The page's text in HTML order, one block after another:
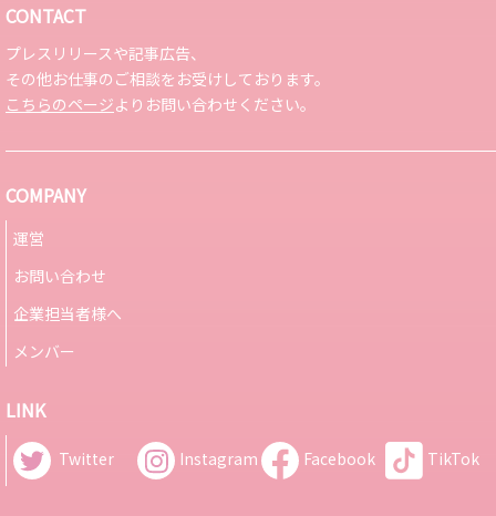
CONTACT
プレスリリースや記事広告、
その他お仕事のご相談をお受けしております。
こちらのページよりお問い合わせください。
COMPANY
運営
お問い合わせ
企業担当者様へ
メンバー
LINK
Twitter Instagram Facebook TikTok